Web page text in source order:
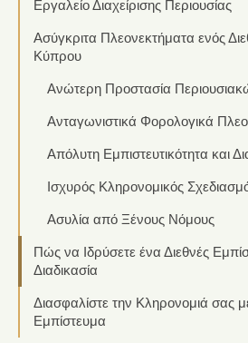
Εργαλείο Διαχείρισης Περιουσίας
Ασύγκριτα Πλεονεκτήματα ενός
Κύπρου
Ανώτερη Προστασία
Ανταγωνιστικά Φορολογικά
Απόλυτη Εμπιστευτικότητα και
Ισχυρός Κληρονομικός
Ασυλία από Ξένους Νόμους
Πώς να Ιδρύσετε ένα Διεθνές
Διαδικασία
Διασφαλίστε την Κληρονομιά σας
Εμπίστευμα